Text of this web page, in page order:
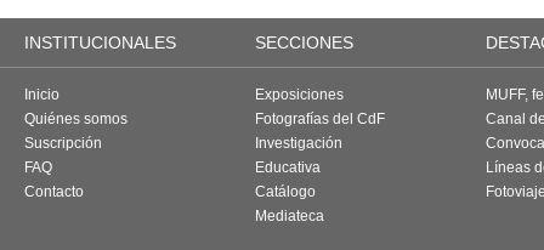
INSTITUCIONALES SECCIONES
Inicio
Quiénes somos
Suscripción
FAQ
Contacto
Exposiciones
Fotografías del CdF
Investigación
Educativa
Catálogo
Mediateca
MUFF,
Canal
Líneas